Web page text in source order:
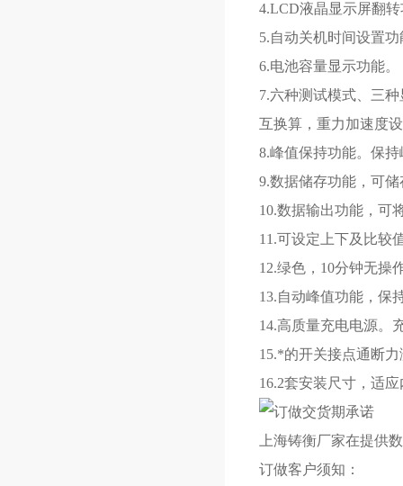
4.LCD液晶显示屏翻
5.自动关机时间设置功
6.电池容量显示功能。
7.六种测试模式、三
互换算，重力加速度
8.峰值保持功能。保
9.数据储存功能，可
10.数据输出功能，可
11.可设定上下及比较
12.绿色，10分钟无操
13.自动峰值功能，保
14.高质量充电电源。
15.*的开关接点通断
16.2套安装尺寸，适
订做交货期承诺
上海铸衡厂家在提供
订做客户须知：